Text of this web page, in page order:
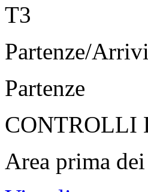
T3
Partenze/Arrivi
Partenze
CONTROLLI
Area prima